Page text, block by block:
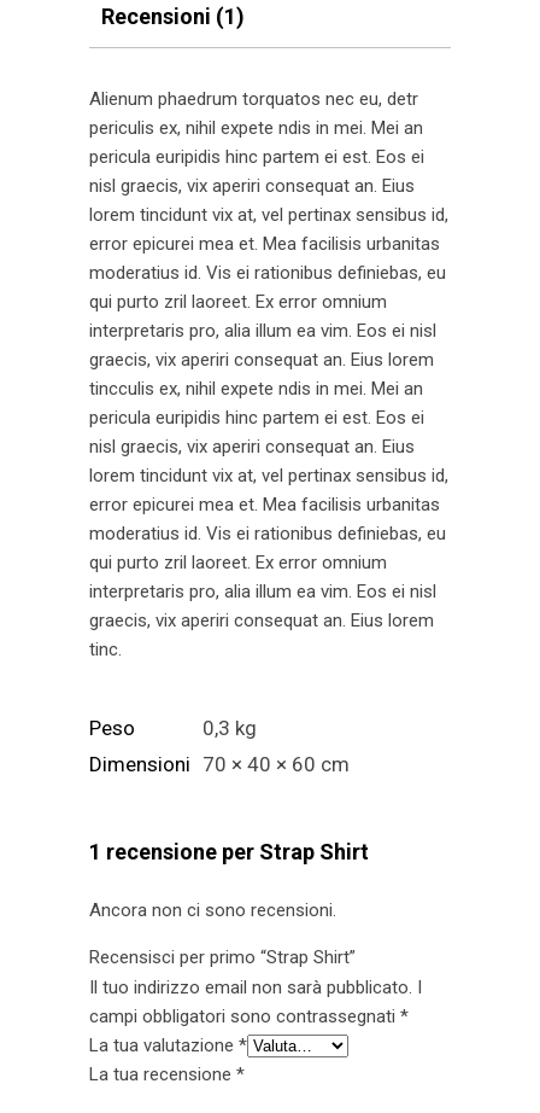
Recensioni (1)
Alienum phaedrum torquatos nec eu, detr
periculis ex, nihil expete ndis in mei. Mei an
pericula euripidis hinc partem ei est. Eos ei
nisl graecis, vix aperiri consequat an. Eius
lorem tincidunt vix at, vel pertinax sensibus id,
error epicurei mea et. Mea facilisis urbanitas
moderatius id. Vis ei rationibus definiebas, eu
qui purto zril laoreet. Ex error omnium
interpretaris pro, alia illum ea vim. Eos ei nisl
graecis, vix aperiri consequat an. Eius lorem
tincculis ex, nihil expete ndis in mei. Mei an
pericula euripidis hinc partem ei est. Eos ei
nisl graecis, vix aperiri consequat an. Eius
lorem tincidunt vix at, vel pertinax sensibus id,
error epicurei mea et. Mea facilisis urbanitas
moderatius id. Vis ei rationibus definiebas, eu
qui purto zril laoreet. Ex error omnium
interpretaris pro, alia illum ea vim. Eos ei nisl
graecis, vix aperiri consequat an. Eius lorem
tinc.
Peso
0,3 kg
Dimensioni 70 × 40 × 60 cm
1 recensione per Strap Shirt
Ancora non ci sono recensioni.
Recensisci per primo “Strap Shirt”
Il tuo indirizzo email non sarà pubblicato. I
campi obbligatori sono contrassegnati *
La tua valutazione *
La tua recensione *